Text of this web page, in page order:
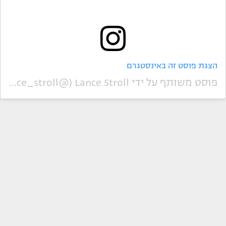
הצגת פוסט זה באינסטגרם
פוסט משותף על ידי ‏‎Lance Stroll‎‏ (@‏‎lance_stroll‎‏)